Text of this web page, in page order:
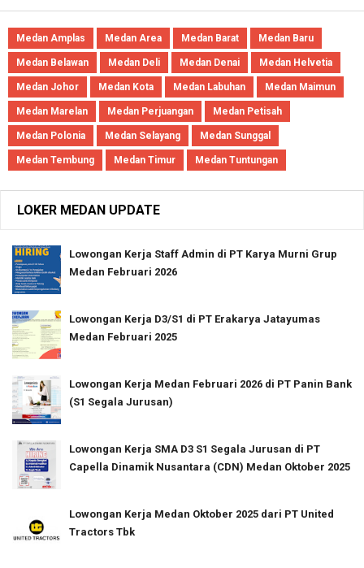
Medan Amplas Medan Area Medan Barat Medan Baru
Medan Belawan Medan Deli Medan Denai Medan Helvetia
Medan Johor Medan Kota Medan Labuhan Medan Maimun
Medan Marelan Medan Perjuangan Medan Petisah
Medan Polonia Medan Selayang Medan Sunggal
Medan Tembung Medan Timur Medan Tuntungan
LOKER MEDAN UPDATE
Lowongan Kerja Staff Admin di PT Karya Murni Grup
Medan Februari 2026
Lowongan Kerja D3/S1 di PT Erakarya Jatayumas
Medan Februari 2025
Lowongan Kerja Medan Februari 2026 di PT Panin Bank
(S1 Segala Jurusan)
Lowongan Kerja SMA D3 S1 Segala Jurusan di PT
Capella Dinamik Nusantara (CDN) Medan Oktober 2025
Lowongan Kerja Medan Oktober 2025 dari PT United
Tractors Tbk